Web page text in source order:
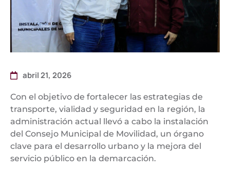
abril 21, 2026
Con el objetivo de fortalecer las estrategias de
transporte, vialidad y seguridad en la región, la
administración actual llevó a cabo la instalación
del Consejo Municipal de Movilidad, un órgano
clave para el desarrollo urbano y la mejora del
servicio público en la demarcación.